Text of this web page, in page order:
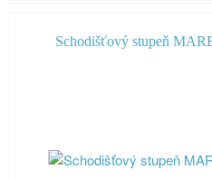
Schodišťový stupeň